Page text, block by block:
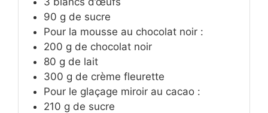
90 g de sucre
Pour la mousse au chocolat noir :
200 g de chocolat noir
80 g de lait
300 g de crème fleurette
Pour le glaçage miroir au cacao :
210 g de sucre